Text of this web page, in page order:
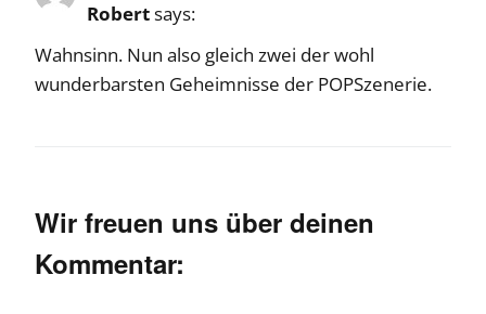
Robertsays:
Wahnsinn. Nun also gleich zwei der wohl
wunderbarsten Geheimnisse der POPSzenerie.
Wir freuen uns über deinen
Kommentar: